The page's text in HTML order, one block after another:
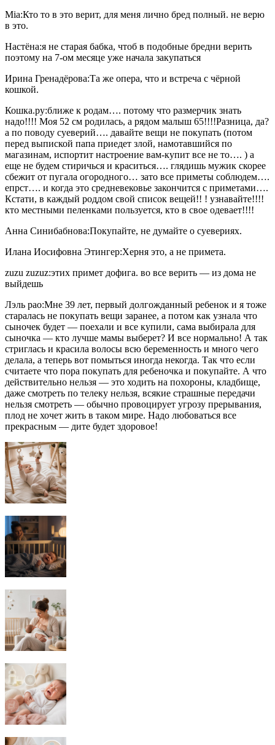
Mia:Кто то в это верит, для меня лично бред полный. не верю
в это.
Настёна:я не старая бабка, чтоб в подобные бредни верить
поэтому на 7-ом месяце уже начала закупаться
Ирина Гренадёрова:Та же опера, что и встреча с чёрной
кошкой.
Кошка.ру:ближе к родам…. потому что размерчик знать
надо!!!! Моя 52 см родилась, а рядом малыш 65!!!!Разница, да?
а по поводу суеверий…. давайте вещи не покупать (потом
перед выпиской папа приедет злой, намотавшийся по
магазинам, испортит настроение вам-купит все не то…. ) а
еще не будем стиричься и краситься…. глядишь мужик скорее
сбежит от пугала огородного… зато все приметы соблюдем….
епрст…. и когда это средневековье закончится с приметами….
Кстати, в каждый роддом свой список вещей!! ! узнавайте!!!!
кто местными пеленками пользуется, кто в свое одевает!!!!
Анна Синибабнова:Покупайте, не думайте о суевериях.
Илана Иосифовна Этингер:Херня это, а не примета.
zuzu zuzuz:этих примет дофига. во все верить — из дома не
выйдешь
Лэль рао:Мне 39 лет, первый долгожданный ребенок и я тоже
старалась не покупать вещи заранее, а потом как узнала что
сыночек будет — поехали и все купили, сама выбирала для
сыночка — кто лучше мамы выберет? И все нормально! А так
стриглась и красила волосы всю беременность и много чего
делала, а теперь вот помыться иногда некогда. Так что если
считаете что пора покупать для ребеночка и покупайте. А что
действительно нельзя — это ходить на похороны, кладбище,
даже смотреть по телеку нельзя, всякие страшные передачи
нельзя смотреть — обычно провоцирует угрозу прерывания,
плод не хочет жить в таком мире. Надо любоваться все
прекрасным — дите будет здоровое!